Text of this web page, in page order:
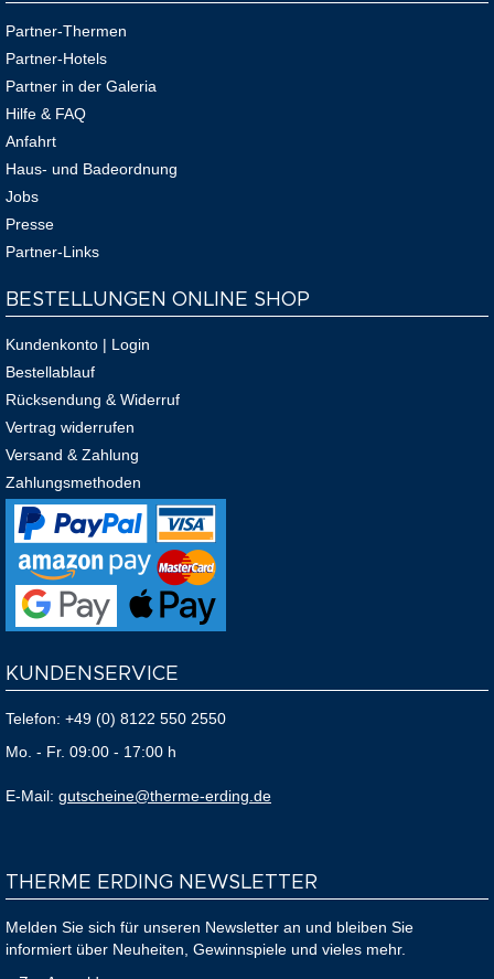
Partner-Thermen
Partner-Hotels
Partner in der Galeria
Hilfe & FAQ
Anfahrt
Haus- und Badeordnung
Jobs
Presse
Partner-Links
BESTELLUNGEN ONLINE SHOP
Kundenkonto | Login
Bestellablauf
Rücksendung & Widerruf
Vertrag widerrufen
Versand & Zahlung
Zahlungsmethoden
KUNDENSERVICE
Telefon: +49 (0) 8122 550 2550
Mo. - Fr. 09:00 - 17:00 h
E-Mail: gutscheine@therme-erding.de
THERME ERDING NEWSLETTER
Melden Sie sich für unseren Newsletter an und bleiben Sie
informiert über Neuheiten, Gewinnspiele und vieles mehr.